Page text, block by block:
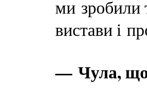
ми зробили
вистави і
— Чула, що